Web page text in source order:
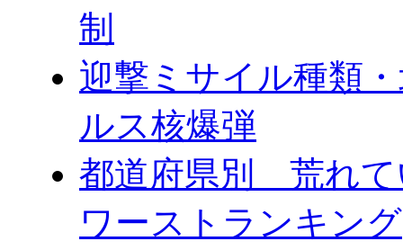
制
迎撃ミサイル種類
ルス核爆弾
都道府県別 荒れて
ワーストランキング